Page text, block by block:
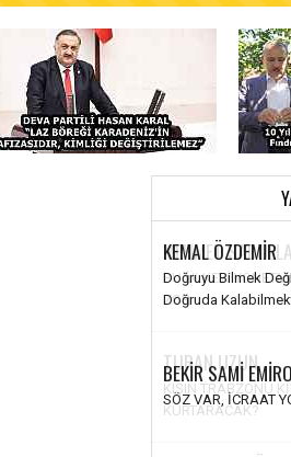
KEMAL ÖZDEMİR
Doğruyu Bilmek
Doğruda
BEKİR SAMİ
SÖZ VAR, İCRAAT